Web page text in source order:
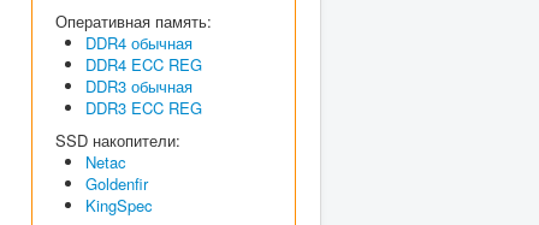
Оперативная память:
DDR4 обычная
DDR4 ECC REG
DDR3 обычная
DDR3 ECC REG
SSD накопители:
Netac
Goldenfir
KingSpec